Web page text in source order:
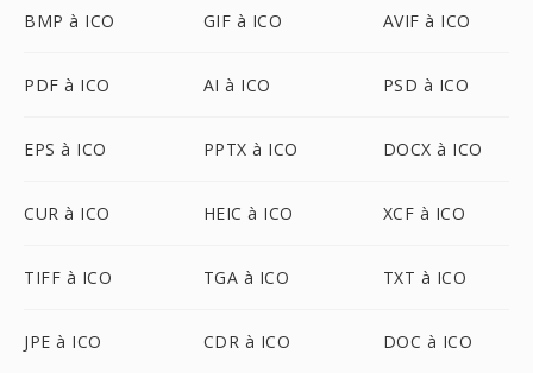
BMP à ICO GIF à ICO AVIF à ICO
PDF à ICO AI à ICO PSD à ICO
EPS à ICO PPTX à ICO DOCX à ICO
CUR à ICO HEIC à ICO XCF à ICO
TIFF à ICO TGA à ICO TXT à ICO
JPE à ICO CDR à ICO DOC à ICO